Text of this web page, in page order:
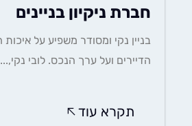
חברת ניקיון בניינים
בניין נקי ומסודר משפיע על איכות החיים של
הדיירים ועל ערך הנכס. לובי נקי,....
תקרא עוד